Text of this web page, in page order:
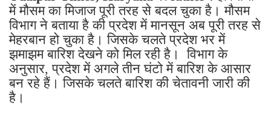
में मौसम का मिजाज पूरी तरह से बदल चुका है। मौसम
विभाग ने बताया है की प्रदेश में मानसून अब पूरी तरह से
मेहरबान हो चुका है। जिसके चलते प्रदेश भर में
झमाझम बारिश देखने को मिल रही है। विभाग के
अनुसार, प्रदेश में अगले तीन घंटो में बारिश के आसार
बन रहे हैं। जिसके चलते बारिश की चेतावनी जारी की
है।